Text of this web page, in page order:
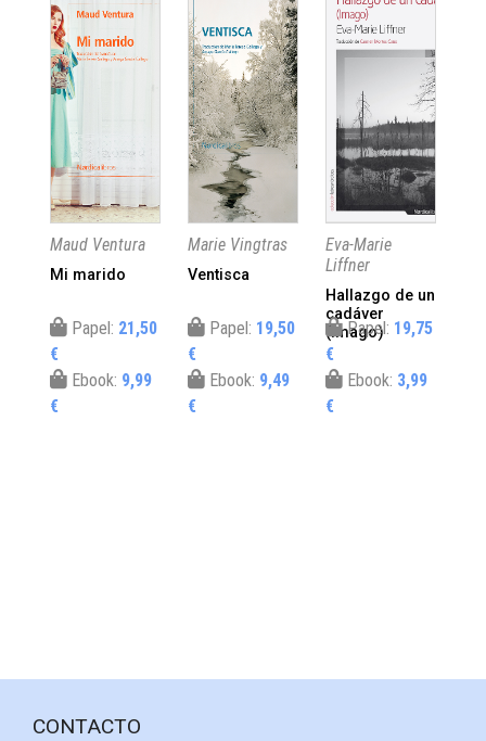
Maud Ventura
Mi marido
Papel: 21,50
€
Ebook: 9,99
€
Marie Vingtras
Ventisca
Papel: 19,50
€
Ebook: 9,49
€
Eva-Marie
Liffner
Hallazgo de un
cadáver
(Imago)
Papel: 19,75
€
Ebook: 3,99
€
CONTACTO